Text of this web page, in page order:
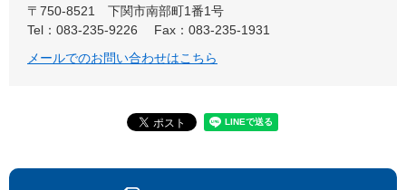
〒750-8521
下関市南部町1番1号
Tel：083-235-9226
Fax：083-235-1931
メールでのお問い合わせはこちら